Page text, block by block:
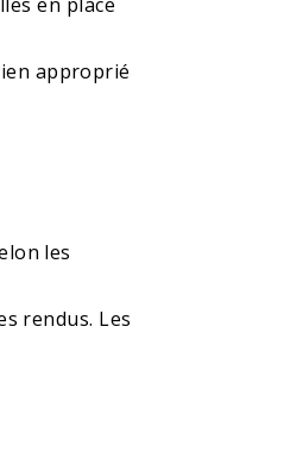
en place
approprié
les
rendus. Les